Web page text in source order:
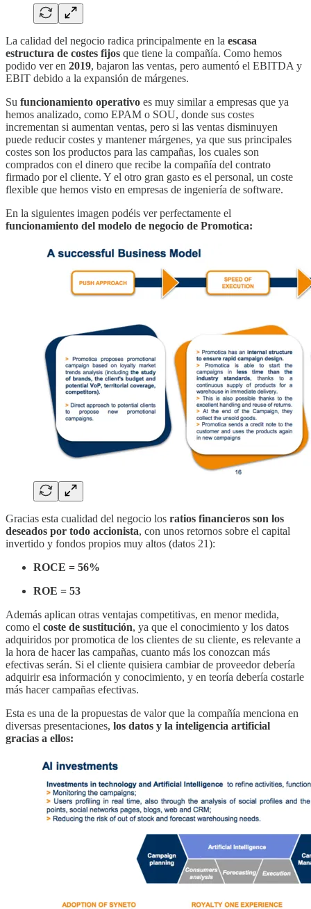
La calidad del negocio radica principalmente en la escasa
estructura de costes fijos que tiene la compañía. Como hemos
podido ver en 2019, bajaron las ventas, pero aumentó el EBITDA y
EBIT debido a la expansión de márgenes.
Su funcionamiento operativo es muy similar a empresas que ya
hemos analizado, como EPAM o SOU, donde sus costes
incrementan si aumentan ventas, pero si las ventas disminuyen
puede reducir costes y mantener márgenes, ya que sus principales
costes son los productos para las campañas, los cuales son
comprados con el dinero que recibe la compañía del contrato
firmado por el cliente. Y el otro gran gasto es el personal, un coste
flexible que hemos visto en empresas de ingeniería de software.
En la siguientes imagen podéis ver perfectamente el
funcionamiento del modelo de negocio de Promotica:
Gracias esta cualidad del negocio los ratios financieros son los
deseados por todo accionista, con unos retornos sobre el capital
invertido y fondos propios muy altos (datos 21):
ROCE = 56%
ROE = 53
Además aplican otras ventajas competitivas, en menor medida,
como el coste de sustitución, ya que el conocimiento y los datos
adquiridos por promotica de los clientes de su cliente, es relevante a
la hora de hacer las campañas, cuanto más los conozcan más
efectivas serán. Si el cliente quisiera cambiar de proveedor debería
adquirir esa información y conocimiento, y en teoría debería costarle
más hacer campañas efectivas.
Esta es una de la propuestas de valor que la compañía menciona en
diversas presentaciones, los datos y la inteligencia artificial
gracias a ellos: